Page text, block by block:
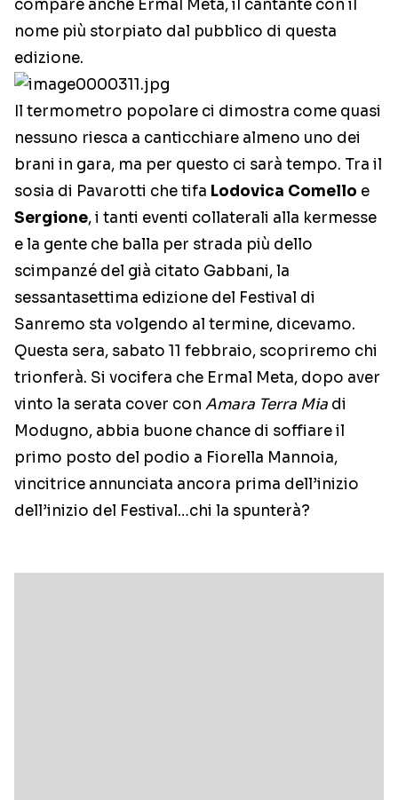
compare anche Ermal Meta, il cantante con il
nome più storpiato dal pubblico di questa
edizione.
Il termometro popolare ci dimostra come quasi
nessuno riesca a canticchiare almeno uno dei
brani in gara, ma per questo ci sarà tempo. Tra il
sosia di Pavarotti che tifa Lodovica Comello e
Sergione, i tanti eventi collaterali alla kermesse
e la gente che balla per strada più dello
scimpanzé del già citato Gabbani, la
sessantasettima edizione del Festival di
Sanremo sta volgendo al termine, dicevamo.
Questa sera, sabato 11 febbraio, scopriremo chi
trionferà. Si vocifera che Ermal Meta, dopo aver
vinto la serata cover con Amara Terra Mia di
Modugno, abbia buone chance di soffiare il
primo posto del podio a Fiorella Mannoia,
vincitrice annunciata ancora prima dell’inizio
dell’inizio del Festival…chi la spunterà?